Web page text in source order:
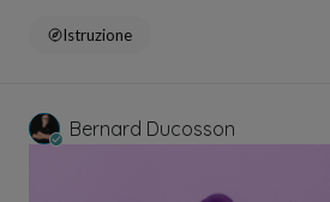
Istruzione
Bernard Ducosson